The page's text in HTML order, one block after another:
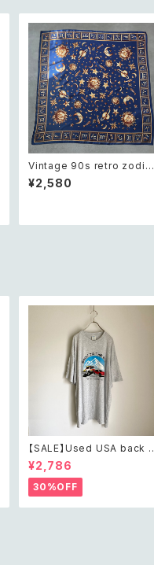
Vintage 90s retro zodiac
moon&sun design scarf
レトロ ヴィンテージ 星座 月
¥2,580
【SALE】Used USA back t
o the 80s car design t sh
irt レトロ アメリカ ユーズド
古着 カーデザイン ライトグレ
ー Tシャツ XXL
¥2,786
30%OFF